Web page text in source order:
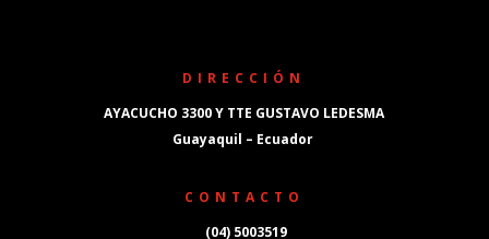
DIRECCIÓN
AYACUCHO 3300 Y TTE GUSTAVO LEDESMA
Guayaquil – Ecuador
CONTACTO
(04) 5003519